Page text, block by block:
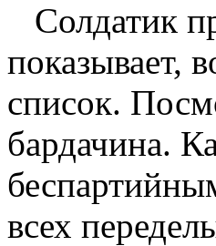
Солдатик
показывает,
список.
бардачина.
всех